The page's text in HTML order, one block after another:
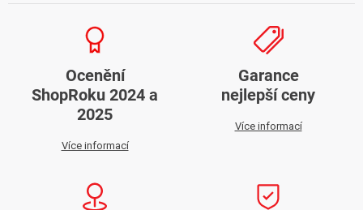
Ocenění
ShopRoku 2024 a
2025
Více informací
Garance
nejlepší ceny
Více informací